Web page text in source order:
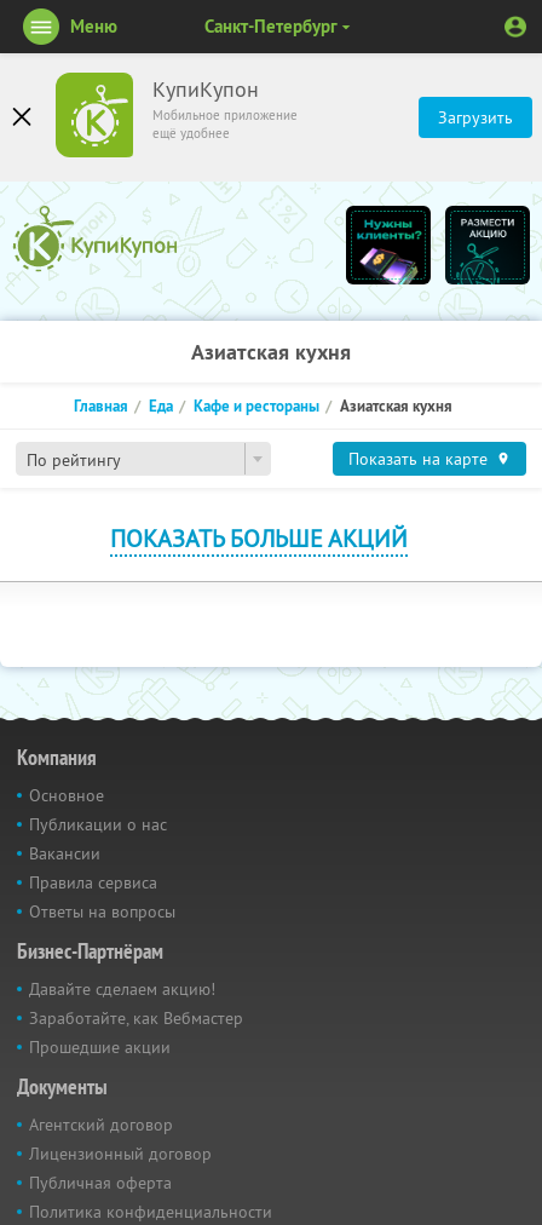
КупиКупон
Мобильное приложение
ещё удобнее
Загрузить
Меню Санкт-Петербург
Азиатская кухня
По рейтингу
Главная Еда Кафе и рестораны Азиатская кухня
Показать на карте
ПОКАЗАТЬ БОЛЬШЕ АКЦИЙ
Компания
Основное
Публикации о нас
Вакансии
Правила сервиса
Ответы на вопросы
Бизнес-Партнёрам
Давайте сделаем акцию!
Заработайте, как Вебмастер
Прошедшие акции
Документы
Агентский договор
Лицензионный договор
Публичная оферта
Политика конфиденциальности